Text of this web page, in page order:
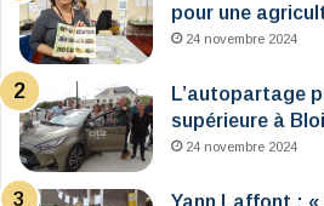
pour une
24 novembre 2024
L’autopartage
supérieure à
24 novembre 2024
Yann Laffont : «